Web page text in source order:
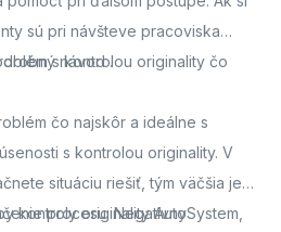
sú pri návšteve pracoviska
návod.
s kontrolou originality čo
čo najskôr a ideálne s
s kontrolou originality. V
situáciu riešiť, tým väčšia je
procesu. Negatívny
kontroly originality AutoSystem,